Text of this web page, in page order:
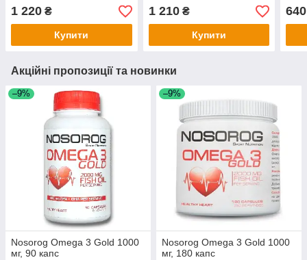
1 220 ₴
Купити
1 210₴
Купити
640
Акційні пропозиції та новинки
–9%
Nosorog Omega 3 Gold 1000
мг, 90 капс
–9%
Nosorog Omega 3 Gold 1000
мг, 180 капс